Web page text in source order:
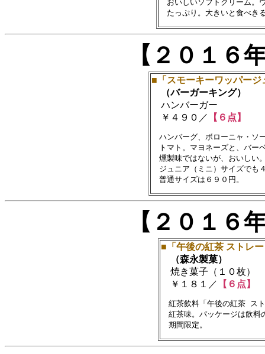
おいしいソフトクリーム。
【２０１
■「スモーキーワッパージ
（バーガーキング）
ハンバーガー
￥４９０／
【６点】
ハンバーグ、ボローニャ・ソ
トマト。マヨネーズと、バー
燻製味ではないが、おいしい
ジュニア（ミニ）サイズでも
【２０１
■「午後の紅茶 ストレ
（森永製菓）
焼き菓子（１０枚）
￥１８１／ 【６点】
紅茶飲料「午後の紅茶 ス
紅茶味。パッケージは飲料